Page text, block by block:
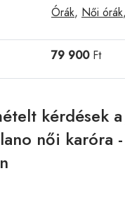
Órák, Női órák,
79 900Ft
kérdések a
női karóra